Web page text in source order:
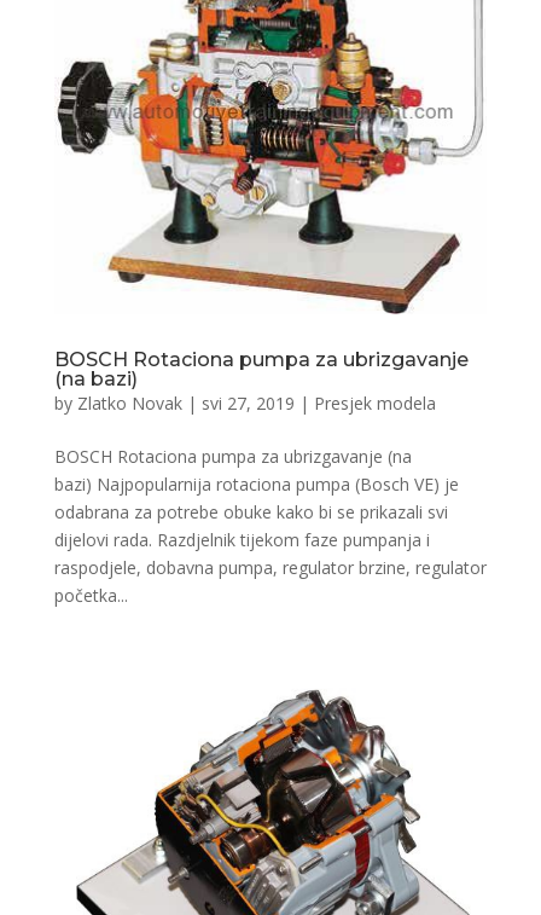
BOSCH Rotaciona pumpa za ubrizgavanje
(na bazi)
by Zlatko Novak| svi 27, 2019 | Presjek modela
BOSCH Rotaciona pumpa za ubrizgavanje (na
bazi) Najpopularnija rotaciona pumpa (Bosch VE) je
odabrana za potrebe obuke kako bi se prikazali svi
dijelovi rada. Razdjelnik tijekom faze pumpanja i
raspodjele, dobavna pumpa, regulator brzine, regulator
početka...